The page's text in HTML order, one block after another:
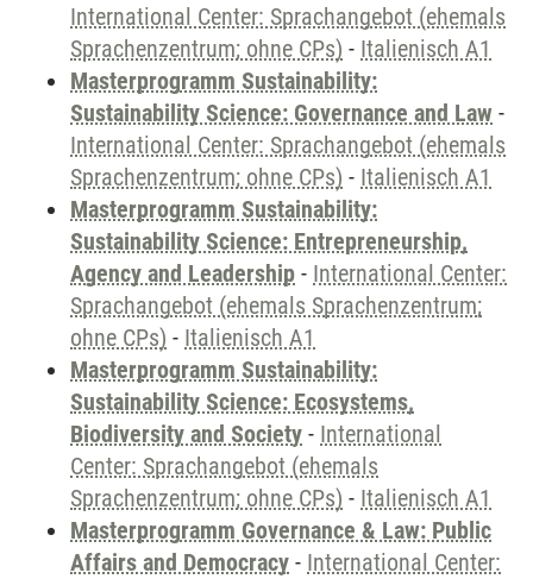
International Center: Sprachangebot (ehemals
Sprachenzentrum; ohne CPs) - Italienisch A1
Masterprogramm Sustainability:
Sustainability Science: Governance and Law -
International Center: Sprachangebot (ehemals
Sprachenzentrum; ohne CPs) - Italienisch A1
Masterprogramm Sustainability:
Sustainability Science: Entrepreneurship,
Agency and Leadership - International Center:
Sprachangebot (ehemals Sprachenzentrum;
ohne CPs) - Italienisch A1
Masterprogramm Sustainability:
Sustainability Science: Ecosystems,
Biodiversity and Society - International
Center: Sprachangebot (ehemals
Sprachenzentrum; ohne CPs) - Italienisch A1
Masterprogramm Governance & Law: Public
Affairs and Democracy - International Center: